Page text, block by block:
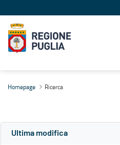
Homepage Ricerca
Ultima modifica